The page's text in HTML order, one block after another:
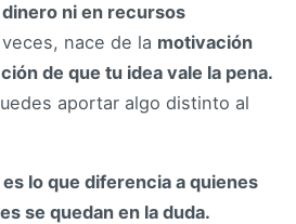
ni en recursos
nace de la motivación
de que tu idea vale la pena.
aportar algo distinto al
es lo que diferencia a quienes
se quedan en la duda.